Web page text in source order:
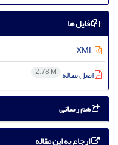
فایل ها
اصل مقاله 2.78 M
هم رسانی
ارجاع به این مقاله